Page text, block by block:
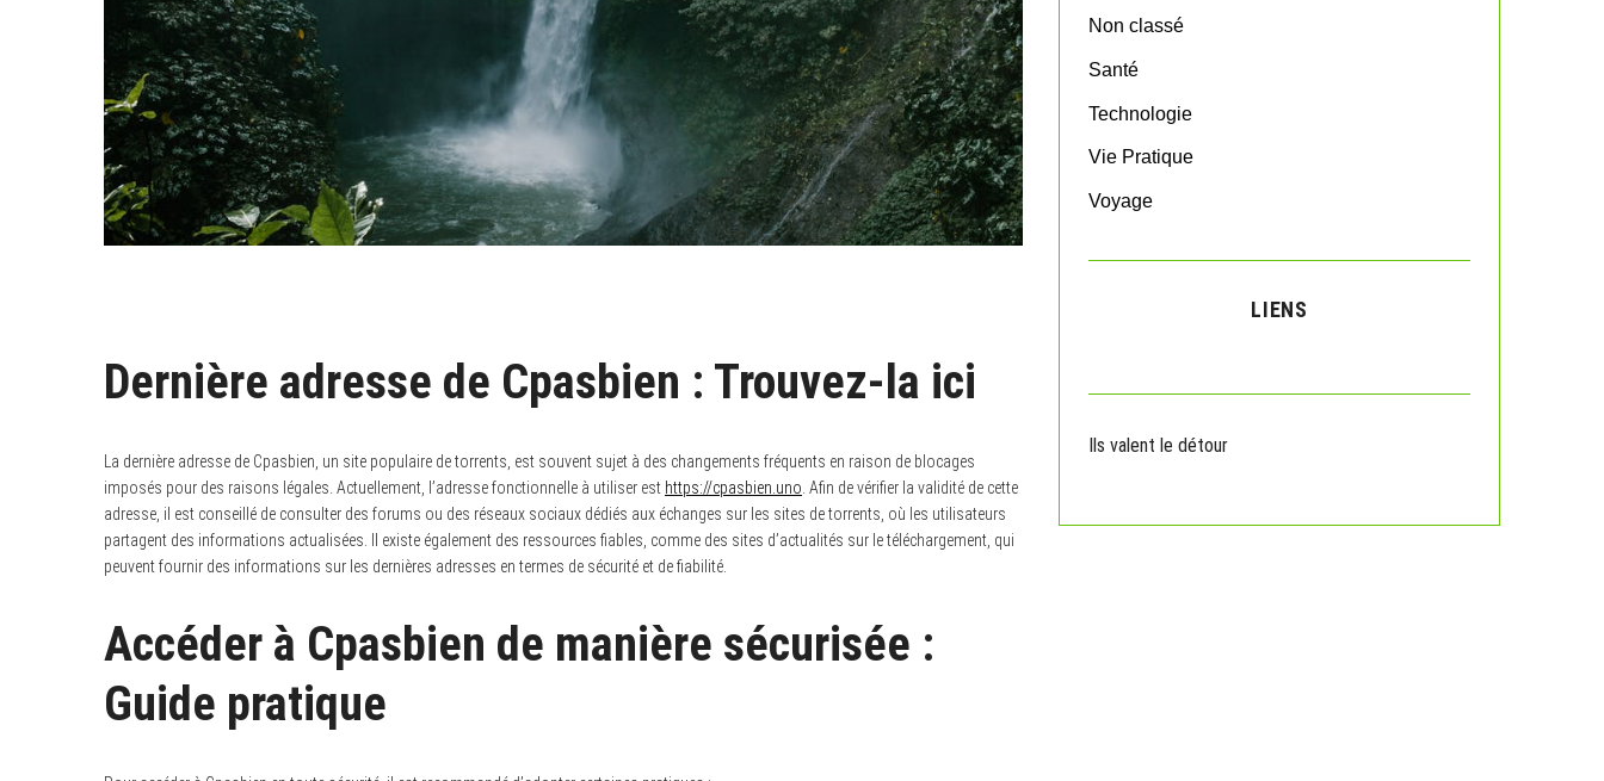
Dernière adresse de Cpasbien : Trouvez-la ici
La dernière adresse de Cpasbien, un site populaire de torrents, est souvent sujet à des changements fréquents en raison de blocages
imposés pour des raisons légales. Actuellement, l’adresse fonctionnelle à utiliser est https://cpasbien.uno . Afin de vérifier la validité de cette
adresse, il est conseillé de consulter des forums ou des réseaux sociaux dédiés aux échanges sur les sites de torrents, où les utilisateurs
partagent des informations actualisées. Il existe également des ressources fiables, comme des sites d’actualités sur le téléchargement, qui
peuvent fournir des informations sur les dernières adresses en termes de sécurité et de fiabilité.
Accéder à Cpasbien de manière sécurisée :
Guide pratique
Non classé
Santé
Technologie
Vie Pratique
Voyage
LIENS
Ils valent le détour